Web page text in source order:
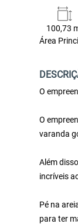
100,73
Área
O
O
varanda
Além
incríveis
Pé na
para ter